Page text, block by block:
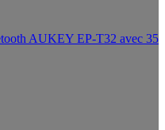
AUKEY EP-T32 avec 35